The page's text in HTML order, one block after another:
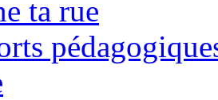
ta rue